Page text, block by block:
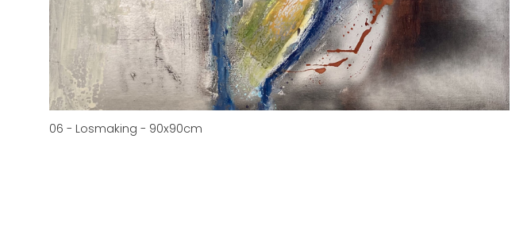
06 - Losmaking - 90x90cm